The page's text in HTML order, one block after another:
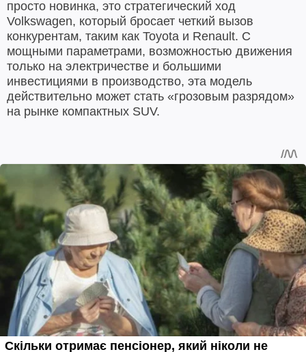
просто новинка, это стратегический ход
Volkswagen, который бросает четкий вызов
конкурентам, таким как Toyota и Renault. С
мощными параметрами, возможностью движения
только на электричестве и большими
инвестициями в производство, эта модель
действительно может стать «грозовым разрядом»
на рынке компактных SUV.